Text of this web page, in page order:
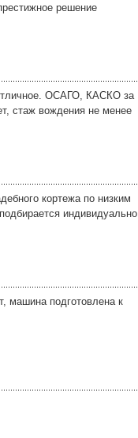
решение
ОСАГО, КАСКО за
стаж вождения не менее
кортежа по низким
индивидуально
машина подготовлена к